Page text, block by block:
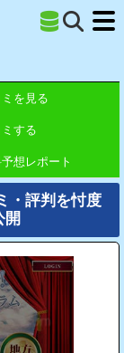
を見る
する
想レポート
・評判を忖度
開